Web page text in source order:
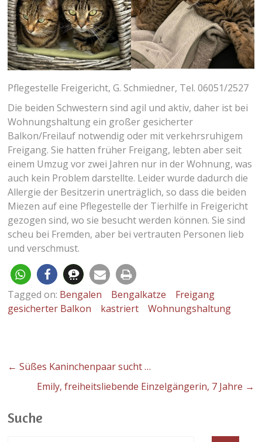
Pflegestelle Freigericht, G. Schmiedner, Tel. 06051/2527
Die beiden Schwestern sind agil und aktiv, daher ist bei
Wohnungshaltung ein großer gesicherter
Balkon/Freilauf notwendig oder mit verkehrsruhigem
Freigang. Sie hatten früher Freigang, lebten aber seit
einem Umzug vor zwei Jahren nur in der Wohnung, was
auch kein Problem darstellte. Leider wurde dadurch die
Allergie der Besitzerin unerträglich, so dass die beiden
Miezen auf eine Pflegestelle der Tierhilfe in Freigericht
gezogen sind, wo sie besucht werden können. Sie sind
scheu bei Fremden, aber bei vertrauten Personen lieb
und verschmust.
Tagged on: Bengalen Bengalkatze
Freigang
gesicherter Balkon
kastriert Wohnungshaltung
← Süßes Kaninchenpaar sucht …
Emily, freiheitsliebende Einzelgängerin, 7 Jahre →
Suche